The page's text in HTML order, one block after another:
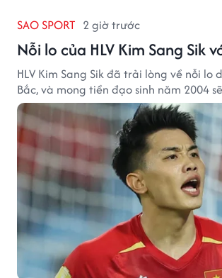
SAO SPORT 2 giờ trước
Nỗi lo của HLV Kim Sang Sik
HLV Kim Sang Sik đã trải lòng về nỗi lo
Bắc, và mong tiền đạo sinh năm 2004